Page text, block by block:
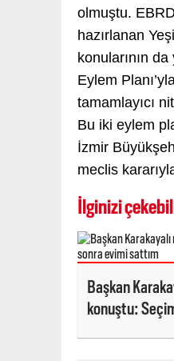
olmuştu.
hazırlanan
konularının
Eylem
tamamlayıcı
Bu iki eylem
İzmir
meclis
İlginizi
Başkan
konuştu: